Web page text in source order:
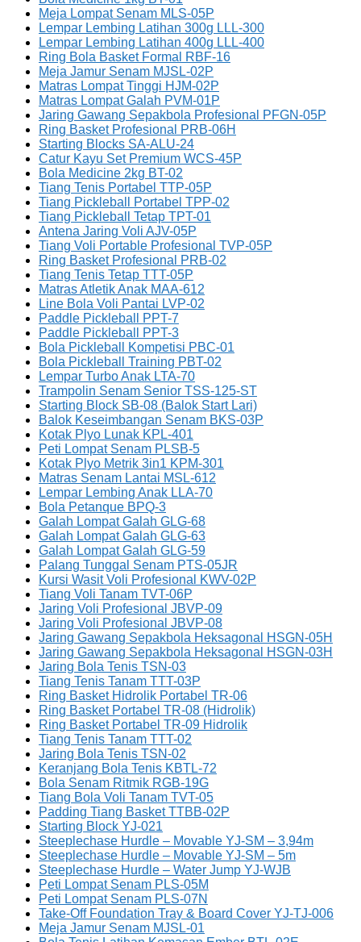
Meja Lompat Senam MLS-05P
Lempar Lembing Latihan 300g LLL-300
Lempar Lembing Latihan 400g LLL-400
Ring Bola Basket Formal RBF-16
Meja Jamur Senam MJSL-02P
Matras Lompat Tinggi HJM-02P
Matras Lompat Galah PVM-01P
Jaring Gawang Sepakbola Profesional PFGN-05P
Ring Basket Profesional PRB-06H
Starting Blocks SA-ALU-24
Catur Kayu Set Premium WCS-45P
Bola Medicine 2kg BT-02
Tiang Tenis Portabel TTP-05P
Tiang Pickleball Portabel TPP-02
Tiang Pickleball Tetap TPT-01
Antena Jaring Voli AJV-05P
Tiang Voli Portable Profesional TVP-05P
Ring Basket Profesional PRB-02
Tiang Tenis Tetap TTT-05P
Matras Atletik Anak MAA-612
Line Bola Voli Pantai LVP-02
Paddle Pickleball PPT-7
Paddle Pickleball PPT-3
Bola Pickleball Kompetisi PBC-01
Bola Pickleball Training PBT-02
Lempar Turbo Anak LTA-70
Trampolin Senam Senior TSS-125-ST
Starting Block SB-08 (Balok Start Lari)
Balok Keseimbangan Senam BKS-03P
Kotak Plyo Lunak KPL-401
Peti Lompat Senam PLSB-5
Kotak Plyo Metrik 3in1 KPM-301
Matras Senam Lantai MSL-612
Lempar Lembing Anak LLA-70
Bola Petanque BPQ-3
Galah Lompat Galah GLG-68
Galah Lompat Galah GLG-63
Galah Lompat Galah GLG-59
Palang Tunggal Senam PTS-05JR
Kursi Wasit Voli Profesional KWV-02P
Tiang Voli Tanam TVT-06P
Jaring Voli Profesional JBVP-09
Jaring Voli Profesional JBVP-08
Jaring Gawang Sepakbola Heksagonal HSGN-05H
Jaring Gawang Sepakbola Heksagonal HSGN-03H
Jaring Bola Tenis TSN-03
Tiang Tenis Tanam TTT-03P
Ring Basket Hidrolik Portabel TR-06
Ring Basket Portabel TR-08 (Hidrolik)
Ring Basket Portabel TR-09 Hidrolik
Tiang Tenis Tanam TTT-02
Jaring Bola Tenis TSN-02
Keranjang Bola Tenis KBTL-72
Bola Senam Ritmik RGB-19G
Tiang Bola Voli Tanam TVT-05
Padding Tiang Basket TTBB-02P
Starting Block YJ-021
Steeplechase Hurdle – Movable YJ-SM – 3,94m
Steeplechase Hurdle – Movable YJ-SM – 5m
Steeplechase Hurdle – Water Jump YJ-WJB
Peti Lompat Senam PLS-05M
Peti Lompat Senam PLS-07N
Take-Off Foundation Tray & Board Cover YJ-TJ-006
Meja Jamur Senam MJSL-01